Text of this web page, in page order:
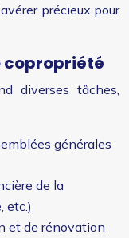
précieux pour
copropriété
diverses tâches,
générales
de la
etc.)
et de rénovation